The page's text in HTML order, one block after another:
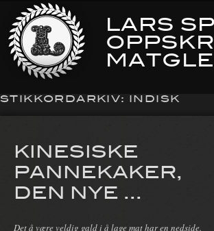
LARS
STIKKORDARKIV: INDISK
KINESISKE
PANNEKAKER,
DEN NYE ...
Det å være veldig gald i å lage mat har en nedside.